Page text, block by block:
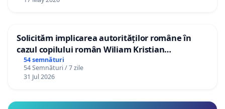
Solicităm implicarea autorităților române în
cazul copilului român Wiliam Kristian
Gheorghe, aflat în plasament în Danemarca de
12 ani
54 semnături
54 Semnături / 7 zile
31 Jul 2026